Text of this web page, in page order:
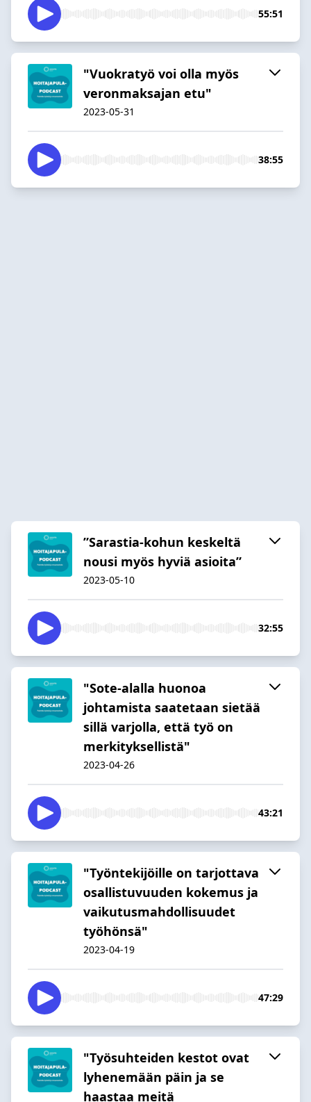
55:51
"Vuokratyö voi olla myös
veronmaksajan etu"
2023-05-31
38:55
”Sarastia-kohun keskeltä
nousi myös hyviä asioita”
2023-05-10
32:55
"Sote-alalla huonoa
johtamista saatetaan sietää
sillä varjolla, että työ on
merkityksellistä"
2023-04-26
43:21
"Työntekijöille on tarjottava
osallistuvuuden kokemus ja
vaikutusmahdollisuudet
työhönsä"
2023-04-19
47:29
"Työsuhteiden kestot ovat
lyhenemään päin ja se
haastaa meitä